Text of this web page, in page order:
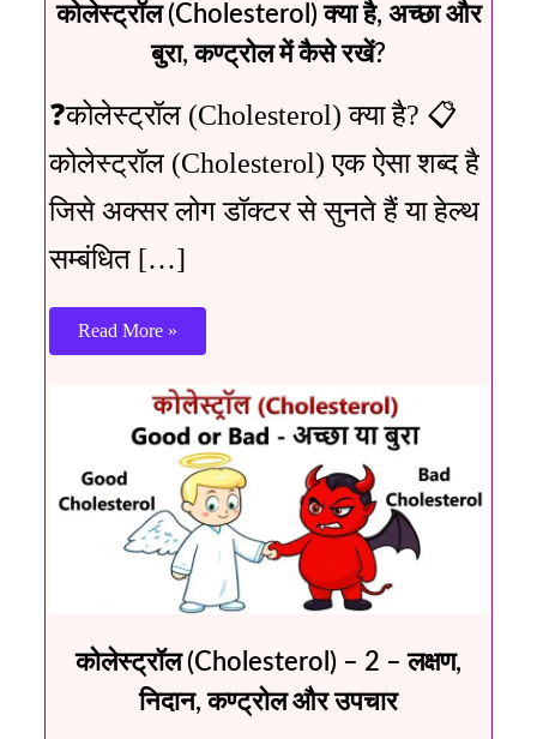
कोलेस्ट्रॉल (Cholesterol) क्या है, अच्छा और
बुरा, कण्ट्रोल में कैसे रखें?
❓कोलेस्ट्रॉल (Cholesterol) क्या है? 📋
कोलेस्ट्रॉल (Cholesterol) एक ऐसा शब्द है
जिसे अक्सर लोग डॉक्टर से सुनते हैं या हेल्थ
सम्बंधित […]
Read More »
कोलेस्ट्रॉल (Cholesterol) – 2 – लक्षण,
निदान, कण्ट्रोल और उपचार